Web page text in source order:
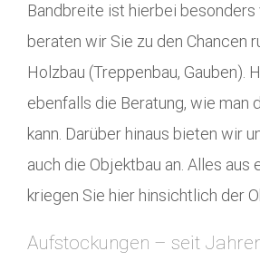
Bandbreite ist hierbei besonders
beraten wir Sie zu den Chancen
Holzbau (Treppenbau, Gauben).
ebenfalls die Beratung, wie man
kann. Darüber hinaus bieten wir
auch die Objektbau an. Alles aus
kriegen Sie hier hinsichtlich der
Aufstockungen – seit